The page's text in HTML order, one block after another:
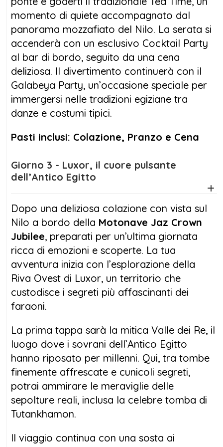
momento di quiete accompagnato dal
panorama mozzafiato del Nilo. La serata si
accenderà con un esclusivo Cocktail Party
al bar di bordo, seguito da una cena
deliziosa. Il divertimento continuerà con il
Galabeya Party, un’occasione speciale per
immergersi nelle tradizioni egiziane tra
danze e costumi tipici.
Pasti inclusi: Colazione, Pranzo e Cena
Giorno 3 - Luxor, il cuore pulsante
dell’Antico Egitto
Dopo una deliziosa colazione con vista sul
Nilo a bordo della Motonave Jaz Crown
Jubilee, preparati per un’ultima giornata
ricca di emozioni e scoperte. La tua
avventura inizia con l’esplorazione della
Riva Ovest di Luxor, un territorio che
custodisce i segreti più affascinanti dei
faraoni.
La prima tappa sarà la mitica Valle dei Re, il
luogo dove i sovrani dell’Antico Egitto
hanno riposato per millenni. Qui, tra tombe
finemente affrescate e cunicoli segreti,
potrai ammirare le meraviglie delle
sepolture reali, inclusa la celebre tomba di
Tutankhamon.
Il viaggio continua con una sosta ai